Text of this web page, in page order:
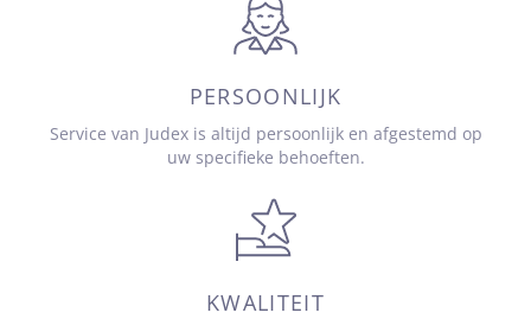
PERSOONLIJK
Service van Judex is altijd persoonlijk en afgestemd op
uw specifieke behoeften.
KWALITEIT